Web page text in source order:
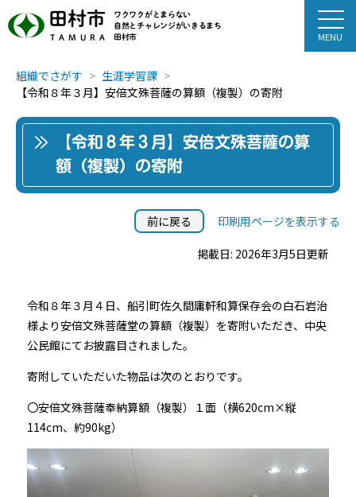
田村市
TAMURA
ワクワクがとまらない
自然とチャレンジがいきるまち
田村市
組織でさがす
生涯学習課
【令和８年３月】安倍文殊菩薩の算額（複製）の寄附
【令和８年３月】安倍文殊菩薩の算
額（複製）の寄附
前に戻る 印刷用ページを表示する
掲載日: 2026年3月5日更新
令和８年３月４日、船引町佐久間庸軒和算保存会の白石岩治
様より安倍文殊菩薩堂の算額（複製）を寄附いただき、中央
公民館にてお披露目されました。
寄附していただいた物品は次のとおりです。
〇安倍文殊菩薩奉納算額（複製）１面（横620cm×縦
114cm、約90kg）